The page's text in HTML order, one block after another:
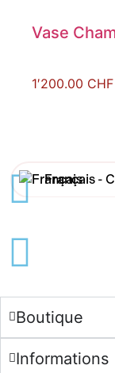
Vase
1′200.00 CHF
Français -
Boutique
Informations